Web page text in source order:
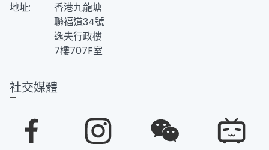
地址:
香港九龍塘
聯福道34號
逸夫行政樓
7樓707F室
社交媒體